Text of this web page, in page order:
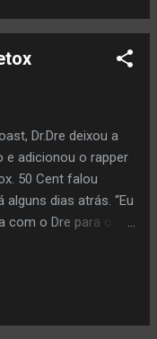
Dr.Dre deixou a
e adicionou o rapper
50 Cent falou
dias atrás. “Eu
o Dre para o
50. Nem os meus
prateleiras eu